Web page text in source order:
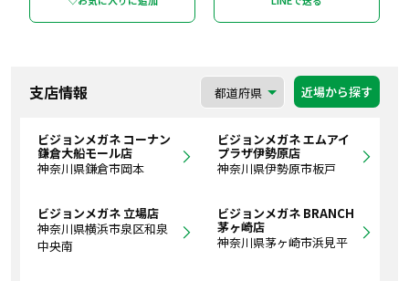
支店情報 近場から探す
ビジョンメガネ コーナン
鎌倉大船モール店
神奈川県鎌倉市岡本
ビジョンメガネ エムアイ
プラザ伊勢原店
神奈川県伊勢原市板戸
ビジョンメガネ 立場店
神奈川県横浜市泉区和泉
中央南
ビジョンメガネ BRANCH
茅ヶ崎店
神奈川県茅ヶ崎市浜見平